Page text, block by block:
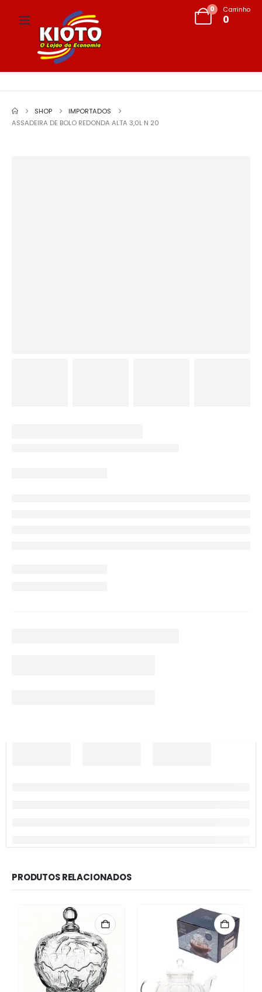
0 Carrinho
0
SHOP
IMPORTADOS
ASSADEIRA DE BOLO REDONDA ALTA 3,0L N 20
PRODUTOS RELACIONADOS